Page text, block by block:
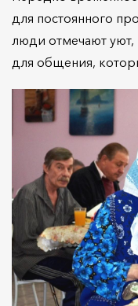
для постоянного
люди отмечают
для общения,